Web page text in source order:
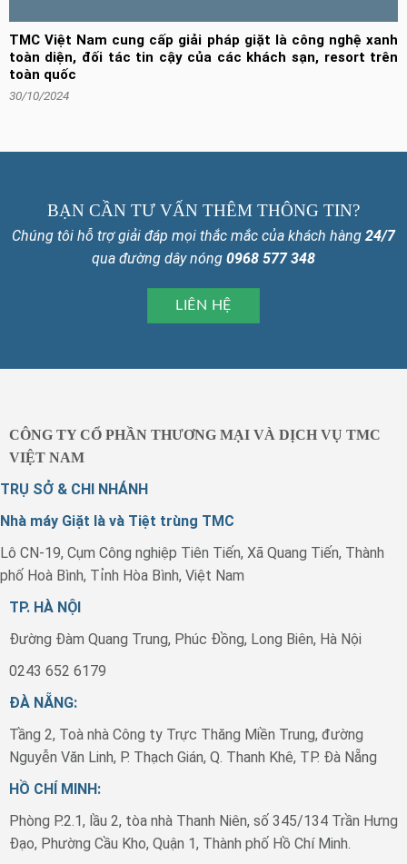
TMC Việt Nam cung cấp giải pháp giặt là công nghệ xanh
toàn diện, đối tác tin cậy của các khách sạn, resort trên
toàn quốc
30/10/2024
BẠN CẦN TƯ VẤN THÊM THÔNG TIN?
Chúng tôi hỗ trợ giải đáp mọi thắc mắc của khách hàng 24/7
qua đường dây nóng 0968 577 348
LIÊN HỆ
CÔNG TY CỔ PHẦN THƯƠNG MẠI VÀ DỊCH VỤ TMC
VIỆT NAM
TRỤ SỞ & CHI NHÁNH
Nhà máy Giặt là và Tiệt trùng TMC
Lô CN-19, Cụm Công nghiệp Tiên Tiến, Xã Quang Tiến, Thành
phố Hoà Bình, Tỉnh Hòa Bình, Việt Nam
TP. HÀ NỘI
Đường Đàm Quang Trung, Phúc Đồng, Long Biên, Hà Nội
0243 652 6179
ĐÀ NẴNG:
Tầng 2, Toà nhà Công ty Trực Thăng Miền Trung, đường
Nguyễn Văn Linh, P. Thạch Gián, Q. Thanh Khê, TP. Đà Nẵng
HỒ CHÍ MINH:
Phòng P.2.1, lầu 2, tòa nhà Thanh Niên, số 345/134 Trần Hưng
Đạo, Phường Cầu Kho, Quận 1, Thành phố Hồ Chí Minh.